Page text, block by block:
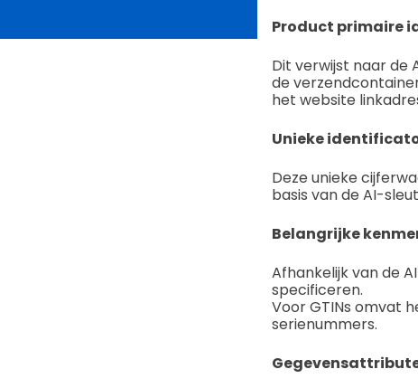
Product primaire
Dit verwijst naar de
de
het website
Unieke
Deze unieke
basis van de AI-
Belangrijke
Afhankelijk van de
specificeren.
Voor GTINs omvat
serienummers.